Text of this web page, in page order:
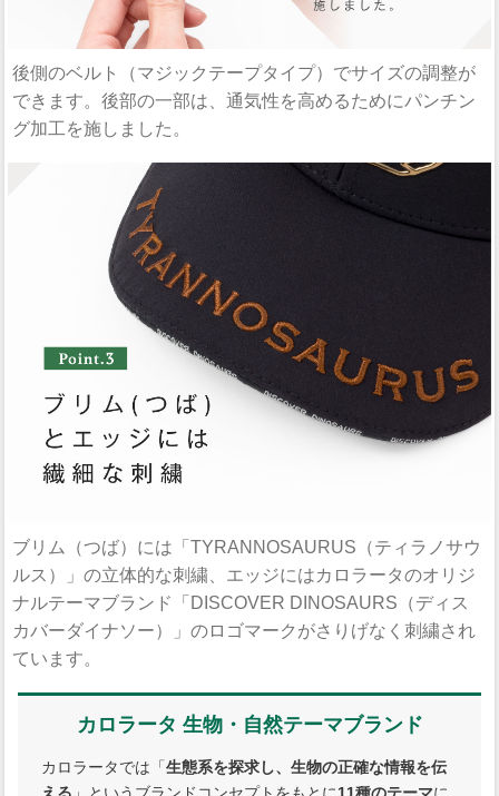
後側のベルト（マジックテープタイプ）でサイズの調整が
できます。後部の一部は、通気性を高めるためにパンチン
グ加工を施しました。
ブリム（つば）には「TYRANNOSAURUS（ティラノサウ
ルス）」の立体的な刺繍、エッジにはカロラータのオリジ
ナルテーマブランド「DISCOVER DINOSAURS（ディス
カバーダイナソー）」のロゴマークがさりげなく刺繍され
ています。
カロラータ 生物・自然テーマブランド
カロラータでは「生態系を探求し、生物の正確な情報を伝